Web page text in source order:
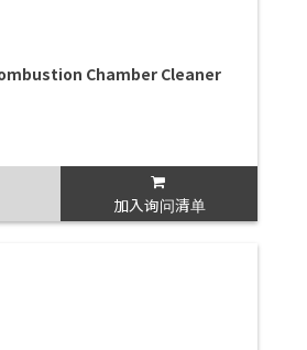
Chamber Cleaner
加入询问清单